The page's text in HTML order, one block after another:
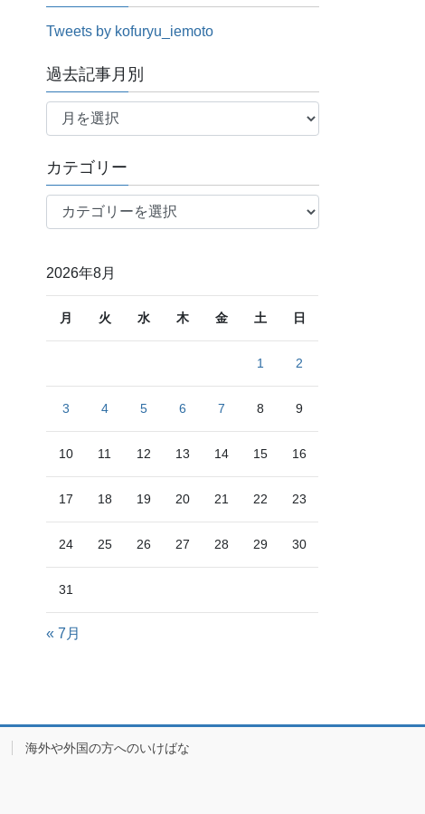
Tweets by kofuryu_iemoto
過去記事月別
過
事
月
カテゴリー
テ
リ
2026年8月
月 火 水 木 金 土 日
1 2
3 4 5 6 7 8 9
10 11 12 13 14 15 16
17 18 19 20 21 22 23
24 25 26 27 28 29 30
31
« 7月
海外や外国の方へのいけばな